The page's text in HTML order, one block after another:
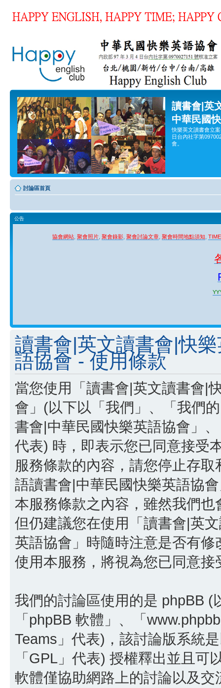
讀書會|英
中華民國
快樂英文讀書會立
日台內社字第
會。
討論區首頁
公告
協會網站 聚會照片 聚會錄影 聚會討論文章 聚會時間地點須知
讀書會|英文讀書會|快
語協會 - 使用條款
當您使用「讀書會|英文讀書會|
會」(以下以「我們」、「我們
書會|中華民國快樂英語協會」
代表) 時，即表示您已同意接受
服務條款的內容，請您停止存
語讀書會|中華民國快樂英語協
本服務條款之內容，雖然我們
但仍建議您在使用「讀書會|英
英語協會」時隨時注意是否有
使用本服務，將視為您已同意
我們的討論區使用的是 phpBB
「phpBB 軟體」、「
Teams」代表)，該討論版系統
「GPL」代表) 授權釋出並且可
軟體僅協助網路上的討論以及